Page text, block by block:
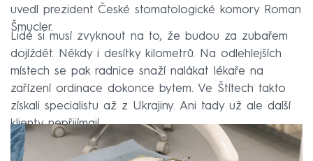
uvedl prezident České stomatologické komory Roman
Šmucler.
Lidé si musí zvyknout na to, že budou za zubařem
dojíždět. Někdy i desítky kilometrů. Na odlehlejších
místech se pak radnice snaží nalákat lékaře na
zařízení ordinace dokonce bytem. Ve Štítech takto
získali specialistu až z Ukrajiny. Ani tady už ale další
klienty nepřijímají.